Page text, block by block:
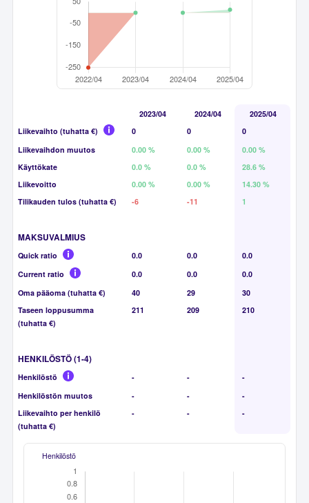
2023/04 2024/04
2025/04
Liikevaihto (tuhatta €)
0 0
0
Liikevaihdon muutos
0.00 % 0.00 %
0.00 %
Käyttökate
0.0 % 0.0 %
28.6 %
Liikevoitto
0.00 % 0.00 %
14.30 %
Tilikauden tulos (tuhatta €)
-6 -11 1
MAKSUVALMIUS
Quick ratio 0.0 0.0
0.0
Current ratio
0.0 0.0
0.0
Oma pääoma (tuhatta €)
40 29
30
Taseen loppusumma
(tuhatta €)
211 209 210
HENKILÖSTÖ (1-4)
Henkilöstö - -
-
Henkilöstön muutos
- -
-
Liikevaihto per henkilö
(tuhatta €)
- - -
Henkilöstö